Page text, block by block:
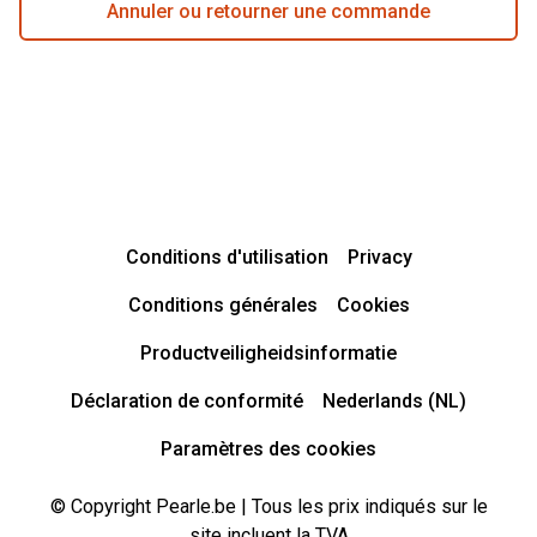
Annuler ou retourner une commande
Conditions d'utilisation Privacy
Conditions générales Cookies
Productveiligheidsinformatie
Déclaration de conformité Nederlands (NL)
Paramètres des cookies
© Copyright Pearle.be | Tous les prix indiqués sur le